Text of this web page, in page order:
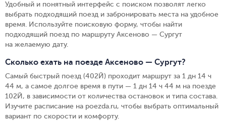
Удобный и понятный интерфейс с поиском позволят легко
выбрать подходящий поезд и забронировать места на удобное
время. Используйте поисковую форму, чтобы найти
подходящий поезд по маршруту Аксеново — Сургут
на желаемую дату.
Сколько ехать на поезде Аксеново — Сургут?
Самый быстрый поезд (402Й) проходит маршрут за 1 дн 14 ч
44 м, а самое долгое время в пути — 1 дн 14 ч 44 м на поезде
102Й, в зависимости от количества остановок и типа состава.
Изучите расписание на poezda.ru, чтобы выбрать оптимальный
вариант по скорости и комфорту.